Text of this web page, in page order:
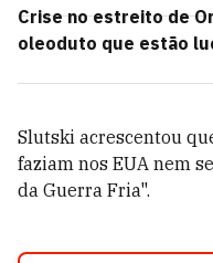
Crise no estreito de
oleoduto que estão
Slutski acrescentou
faziam nos EUA nem
da Guerra Fria".